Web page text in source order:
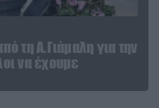
τη Α.Γιάμαλη για την
να έχουμε